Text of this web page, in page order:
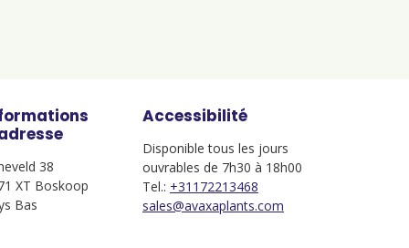
38
XT Boskoop
Bas
Accessibilité
Disponible tous les jours
ouvrables de 7h30 à 18h00
Tel.: +31172213468
sales@avaxaplants.com